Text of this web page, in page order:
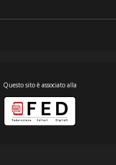
Questo sito è associato alla